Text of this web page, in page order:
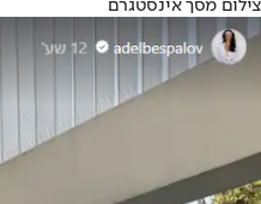
צילום מסך אינסטגרם